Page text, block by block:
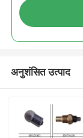
अनुशंसित उत्पाद